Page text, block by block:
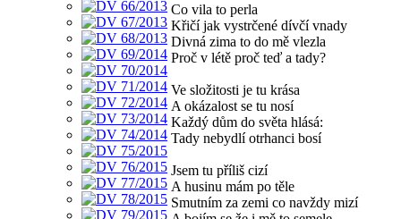
Co vila to perla
Křičí jak vystrčené dívčí vnady
Divná zima to do mě vlezla
Proč v létě proč teď a tady?
Ve složitosti je tu krása
A okázalost se tu nosí
Každý dům do světa hlásá:
Tady nebydlí otrhanci bosí
Jsem tu příliš cizí
A husinu mám po těle
Smutním za zemi co navždy mizí